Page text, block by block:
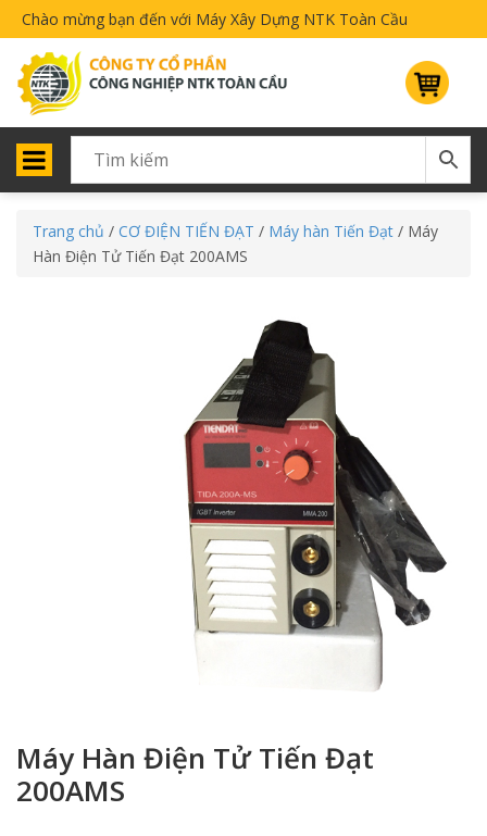
Chào mừng bạn đến với Máy Xây Dựng NTK Toàn Cầu
Trang chủ / CƠ ĐIỆN TIẾN ĐẠT / Máy hàn Tiến Đạt / Máy
Hàn Điện Tử Tiến Đạt 200AMS
Máy Hàn Điện Tử Tiến Đạt
200AMS